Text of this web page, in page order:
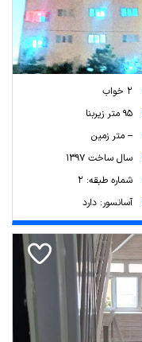
2 خواب
95 متر زیربنا
-- متر زمین
سال ساخت 1397
شماره طبقه: 2
آسانسور: دارد